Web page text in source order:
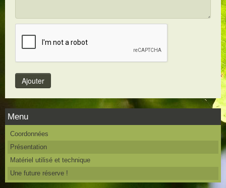
Menu
Coordonnées
Présentation
Matériel utilisé et technique
Une future réserve !